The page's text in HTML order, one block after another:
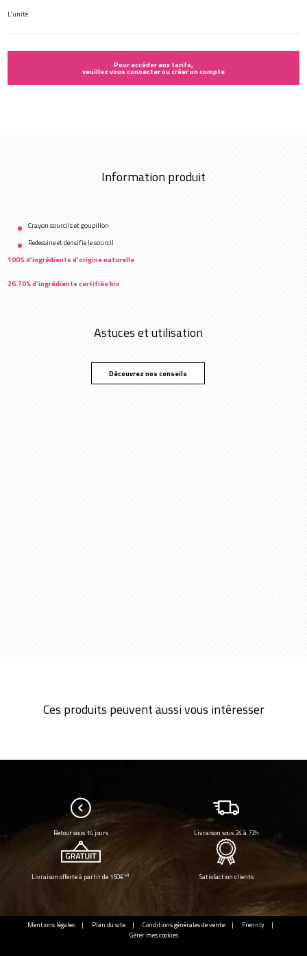
L'unité
Pour accéder aux tarifs,
veuillez vous connecter ou créer un compte
Information produit
Crayon sourcils et goupillon
Redessine et densifie le sourcil
100% d'ingrédients d'origine naturelle
26.70% d'ingrédients certifiés bio
Astuces et utilisation
Découvrez nos conseils
Ces produits peuvent aussi vous intéresser
Retour sous 14 jours Livraison sous 24 à 72h
Livraison offerte à partir de 150€HT Satisfaction clients
Mentions légales Plan du site Conditions générales de vente
Frennly
Gérer mes cookies